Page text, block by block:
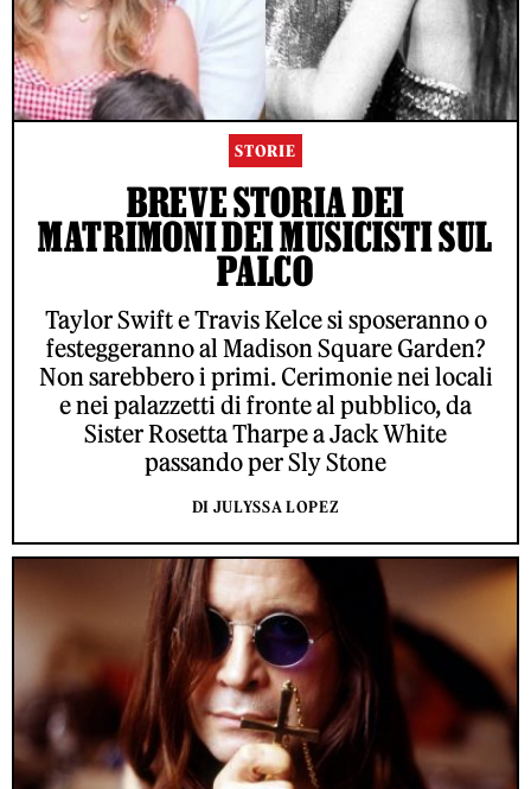
STORIE
BREVE STORIA DEI
MATRIMONI DEI MUSICISTI SUL
PALCO
Taylor Swift e Travis Kelce si sposeranno o
festeggeranno al Madison Square Garden?
Non sarebbero i primi. Cerimonie nei locali
e nei palazzetti di fronte al pubblico, da
Sister Rosetta Tharpe a Jack White
passando per Sly Stone
DI JULYSSA LOPEZ